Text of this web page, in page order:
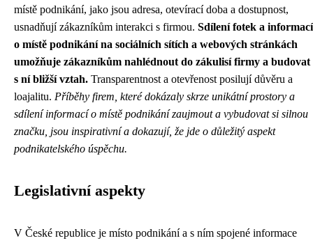
místě podnikání, jako jsou adresa, otevírací doba a dostupnost,
usnadňují zákazníkům interakci s firmou. Sdílení fotek a informací
o místě podnikání na sociálních sítích a webových stránkách
umožňuje zákazníkům nahlédnout do zákulisí firmy a budovat
s ní bližší vztah. Transparentnost a otevřenost posilují důvěru a
loajalitu. Příběhy firem, které dokázaly skrze unikátní prostory a
sdílení informací o místě podnikání zaujmout a vybudovat si silnou
značku, jsou inspirativní a dokazují, že jde o důležitý aspekt
podnikatelského úspěchu.
Legislativní aspekty
V České republice je místo podnikání a s ním spojené informace